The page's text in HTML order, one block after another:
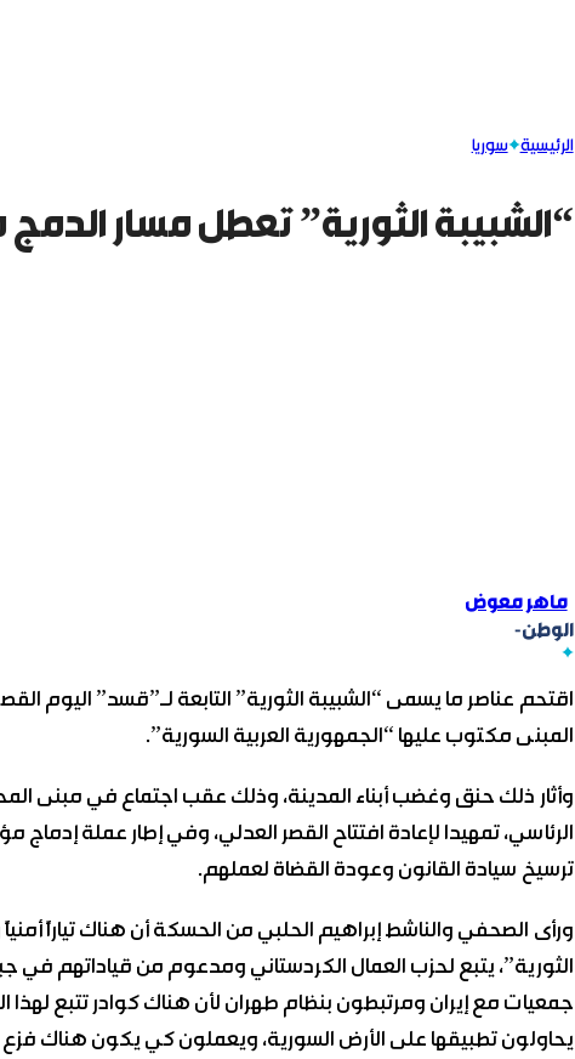
الرئيسية سوريا
“الشبيبة الثورية” تعطل مسار الدمج
ماهر معوض
الوطن-
اقتحم عناصر ما يسمى “الشبيبة الثورية” التابعة لـ”قسد” اليوم
المبنى مكتوب عليها “الجمهورية العربية السورية”.
وأثار ذلك حنق وغضب أبناء المدينة، وذلك عقب اجتماع في مبنى
الرئاسي، تمهيدا لإعادة افتتاح القصر العدلي، وفي إطار عملة
ترسيخ سيادة القانون وعودة القضاة لعملهم.
ورأى الصحفي والناشط إبراهيم الحلبي من الحسكة أن هناك تياراً
الثورية”، يتبع لحزب العمال الكردستاني ومدعوم من قياداتهم
جمعيات مع إيران ومرتبطون بنظام طهران لأن هناك كوادر تتبع لهذا
يحاولون تطبيقها على الأرض السورية، ويعملون كي يكون هناك